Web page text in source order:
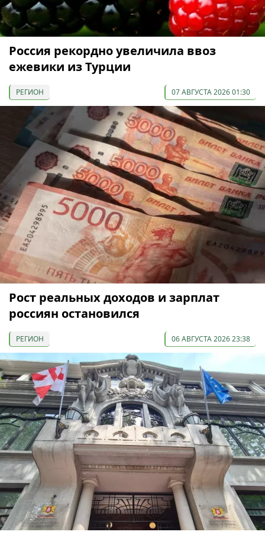
Россия рекордно увеличила ввоз
ежевики из Турции
РЕГИОН 07 АВГУСТА 2026 01:30
Рост реальных доходов и зарплат
россиян остановился
РЕГИОН 06 АВГУСТА 2026 23:38